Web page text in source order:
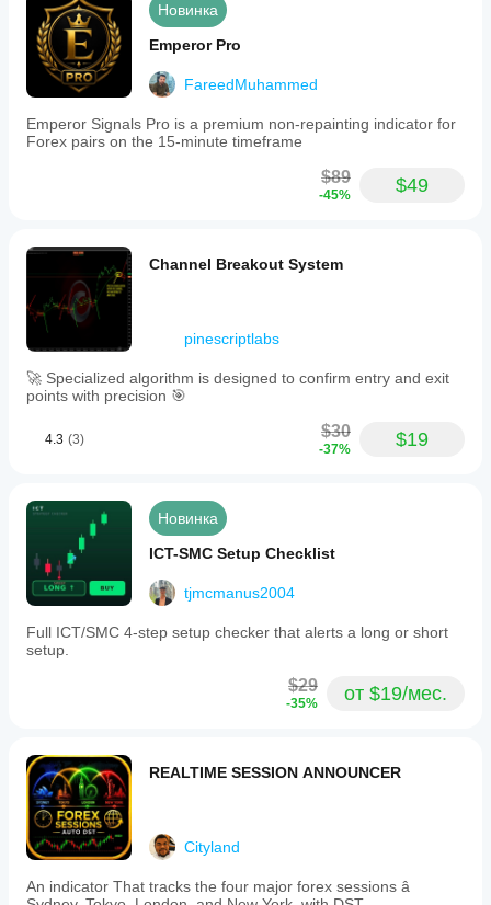
Новинка
Emperor Pro
FareedMuhammed
Emperor Signals Pro is a premium non-repainting indicator for
Forex pairs on the 15-minute timeframe
$89
-45% $49
Channel Breakout System
pinescriptlabs
🚀 Specialized algorithm is designed to confirm entry and exit
points with precision 🎯
4.3 (3) $30
-37% $19
Новинка
ICT-SMC Setup Checklist
tjmcmanus2004
Full ICT/SMC 4-step setup checker that alerts a long or short
setup.
$29
-35% от $19/мес.
REALTIME SESSION ANNOUNCER
Cityland
An indicator That tracks the four major forex sessions â